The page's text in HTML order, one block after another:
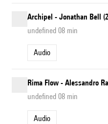
Archipel - Jonathan Bell
undefined 08 min
Audio
Rima Flow - Alessandro
undefined 08 min
Audio